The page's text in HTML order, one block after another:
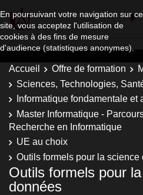
En poursuivant votre navigation sur ce
site, vous acceptez l'utilisation de
cookies à des fins de mesure
d'audience (statistiques anonymes).
Accueil Offre de formation
Sciences, Technologies,
Informatique fondamentale et
Master Informatique -
Recherche en Informatique
UE au choix
Outils formels pour la science
Outils formels pour
données